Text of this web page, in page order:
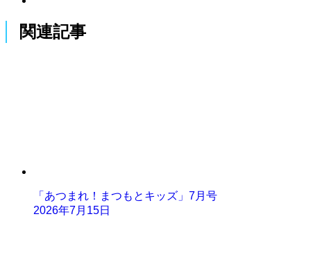
関連記事
「あつまれ！まつもとキッズ」7月号
2026年7月15日